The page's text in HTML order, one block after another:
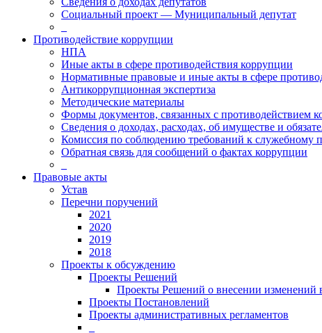
Социальный проект — Муниципальный депутат
Противодействие коррупции
НПА
Иные акты в сфере противодействия коррупции
Нормативные правовые и иные акты в сфере
Антикоррупционная экспертиза
Методические материалы
Формы документов, связанных с противодействием
Сведения о доходах, расходах, об имуществе и
Комиссия по соблюдению требований к служебному
Обратная связь для сообщений о фактах коррупции
Правовые акты
Устав
Перечни поручений
2021
2020
2019
2018
Проекты к обсуждению
Проекты Решений
Проекты Решений о внесении изменений
Проекты Постановлений
Проекты административных регламентов